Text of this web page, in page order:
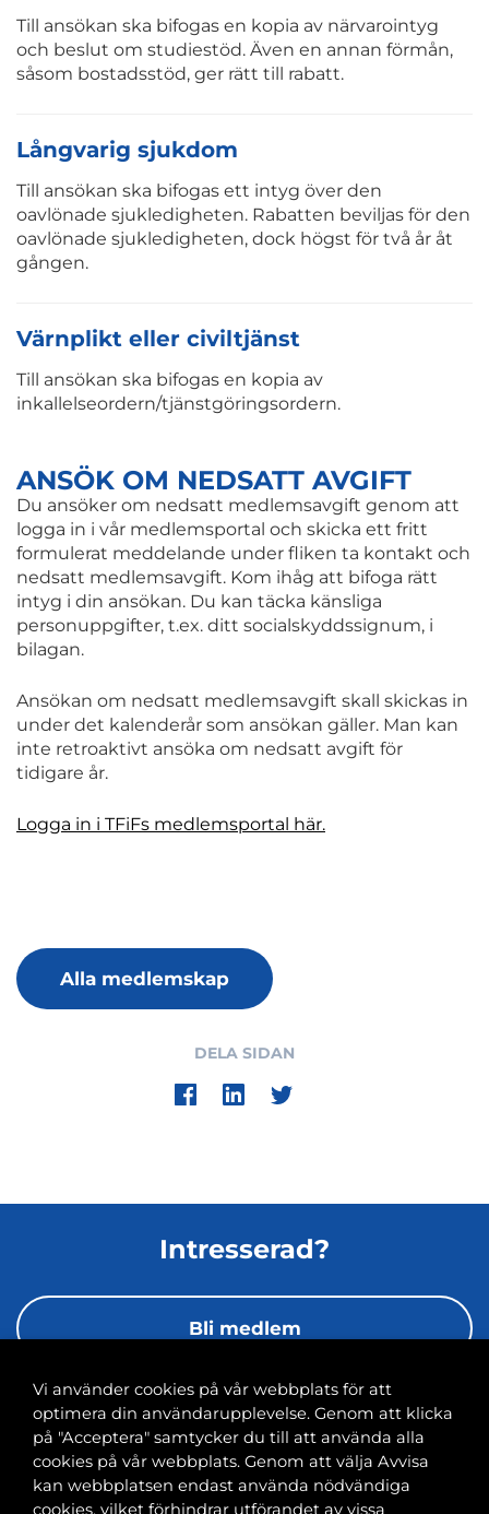
Till ansökan ska bifogas en kopia av närvarointyg
och beslut om studiestöd. Även en annan förmån,
såsom bostadsstöd, ger rätt till rabatt.
Långvarig sjukdom
Till ansökan ska bifogas ett intyg över den
oavlönade sjukledigheten. Rabatten beviljas för den
oavlönade sjukledigheten, dock högst för två år åt
gången.
Värnplikt eller civiltjänst
Till ansökan ska bifogas en kopia av
inkallelseordern/tjänstgöringsordern.
ANSÖK OM NEDSATT AVGIFT
Du ansöker om nedsatt medlemsavgift genom att
logga in i vår medlemsportal och skicka ett fritt
formulerat meddelande under fliken ta kontakt och
nedsatt medlemsavgift. Kom ihåg att bifoga rätt
intyg i din ansökan. Du kan täcka känsliga
personuppgifter, t.ex. ditt socialskyddssignum, i
bilagan.
Ansökan om nedsatt medlemsavgift skall skickas in
under det kalenderår som ansökan gäller. Man kan
inte retroaktivt ansöka om nedsatt avgift för
tidigare år.
Logga in i TFiFs medlemsportal här.
Alla medlemskap
DELA SIDAN
Intresserad?
Bli medlem
Banvaktsgatan 2A, 00520 Helsingfors
040 585 2586
Vi använder cookies på vår webbplats för att
optimera din användarupplevelse. Genom att klicka
på "Acceptera" samtycker du till att använda alla
cookies på vår webbplats. Genom att välja Avvisa
kan webbplatsen endast använda nödvändiga
cookies, vilket förhindrar utförandet av vissa